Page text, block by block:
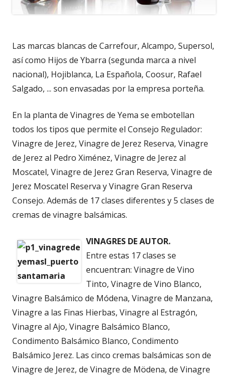
Las marcas blancas de Carrefour, Alcampo, Supersol,
así como Hijos de Ybarra (segunda marca a nivel
nacional), Hojiblanca, La Española, Coosur, Rafael
Salgado, ... son envasadas por la empresa porteña.
En la planta de Vinagres de Yema se embotellan
todos los tipos que permite el Consejo Regulador:
Vinagre de Jerez, Vinagre de Jerez Reserva, Vinagre
de Jerez al Pedro Ximénez, Vinagre de Jerez al
Moscatel, Vinagre de Jerez Gran Reserva, Vinagre de
Jerez Moscatel Reserva y Vinagre Gran Reserva
Consejo. Además de 17 clases diferentes y 5 clases de
cremas de vinagre balsámicas.
VINAGRES DE AUTOR.
Entre estas 17 clases se
encuentran: Vinagre de Vino
Tinto, Vinagre de Vino Blanco,
Vinagre Balsámico de Módena, Vinagre de Manzana,
Vinagre a las Finas Hierbas, Vinagre al Estragón,
Vinagre al Ajo, Vinagre Balsámico Blanco,
Condimento Balsámico Blanco, Condimento
Balsámico Jerez. Las cinco cremas balsámicas son de
Vinagre de Jerez, de Vinagre de Mödena, de Vinagre